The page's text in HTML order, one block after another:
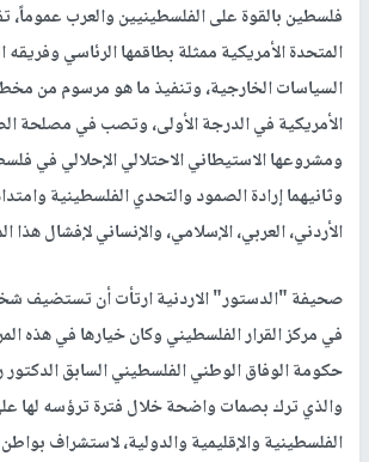
فلسطين بالقوة على الفلسطينيين والعرب عموماً،
المتحدة الأمريكية ممثلة بطاقمها الرئاسي
السياسات الخارجية، وتنفيذ ما هو مرسوم من
الأمريكية في الدرجة الأولى، وتصب في مصلحة
ومشروعها الاستيطاني الاحتلالي الإحلالي في
وثانيهما إرادة الصمود والتحدي الفلسطينية
الأردني، العربي، الإسلامي، والإنساني لإفشال هذا
صحيفة "الدستور" الاردنية ارتأت أن تستضيف
في مركز القرار الفلسطيني وكان خيارها في هذه
حكومة الوفاق الوطني الفلسطيني السابق الدكتور
والذي ترك بصمات واضحة خلال فترة ترؤسه لها
الفلسطينية والإقليمية والدولية، لاستشراف